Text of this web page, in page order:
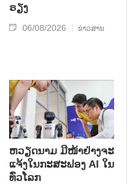
ຣຽງ
06/08/2026 ຂ່າວສານ
ຫວຽດນາມ ມີໜ້າຢ່າງຈະ
ແຈ້ງໃນກະສະຟອງ AI ໃນ
ທົ່ວໂລກ